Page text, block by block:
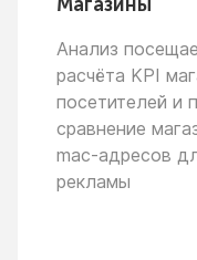
Анализ
расчёта KPI
посетителей и
сравнение
mac-адресов
рекламы